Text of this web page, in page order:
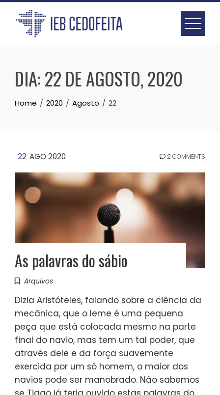
Skip
content
DIA:22 DE AGOSTO, 2020
Home 2020 Agosto 22
22 AGO 2020 2 COMMENTS
As palavras do sábio
Arquivos
Dizia Aristóteles, falando sobre a ciência da
mecânica, que o leme é uma pequena
peça que está colocada mesmo na parte
final do navio, mas tem um tal poder, que
através dele e da força suavemente
exercida por um só homem, o maior dos
navios pode ser manobrado. Não sabemos